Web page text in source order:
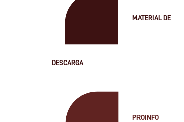
MATERIAL DE
DESCARGA
PROINFO